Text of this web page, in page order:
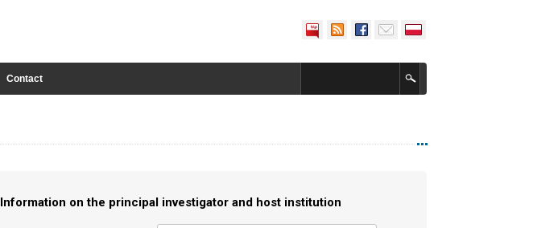
Contact
Information on the principal investigator and host institution